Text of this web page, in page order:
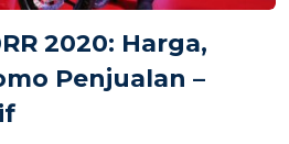
2020: Harga,
Penjualan –